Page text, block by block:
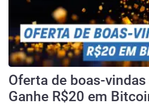
Oferta de boas-
Ganhe R$20 em